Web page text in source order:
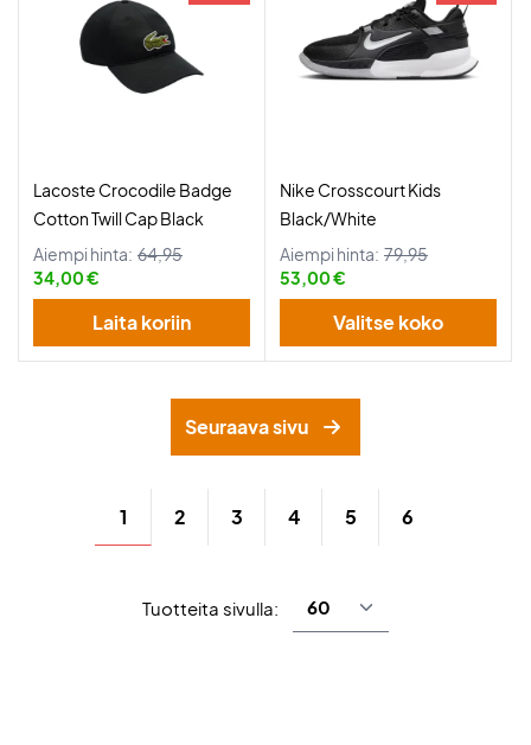
Lacoste Crocodile Badge
Cotton Twill Cap Black
Aiempi hinta: 64,95
34,00 €
Laita koriin
Nike Crosscourt Kids
Black/White
Aiempi hinta: 79,95
53,00 €
Valitse koko
Seuraava sivu
1 2 3 4 5 6
Tuotteita sivulla: